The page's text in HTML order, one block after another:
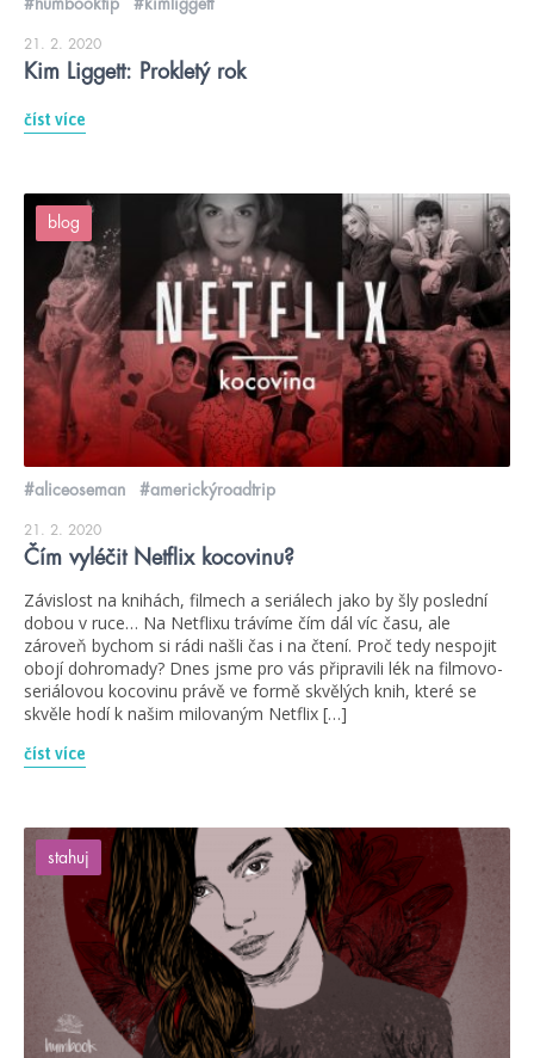
21. 2. 2020
Kim Liggett: Prokletý rok
číst více
blog
#aliceoseman #americkýroadtrip
21. 2. 2020
Čím vyléčit Netflix kocovinu?
Závislost na knihách, filmech a seriálech jako by šly poslední
dobou v ruce… Na Netflixu trávíme čím dál víc času, ale
zároveň bychom si rádi našli čas i na čtení. Proč tedy nespojit
obojí dohromady? Dnes jsme pro vás připravili lék na filmovo-
seriálovou kocovinu právě ve formě skvělých knih, které se
skvěle hodí k našim milovaným Netflix […]
číst více
stahuj